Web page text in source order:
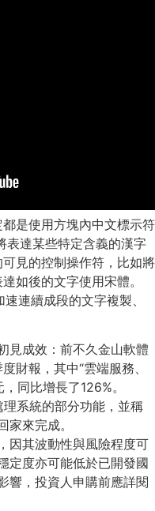
是使用方塊內中文標示符
表達某些特定含義的漢字
見的控制操作符，比如將
如後的文字使用宋體。
連續成段的文字複製、
見成效：前不久金山軟體
財報，其中“雲端服務、
同比增長了126%。
系統的部分功能，並稱
來完成。
因其波動性與風險程度可
定度亦可能低於已開發國
響，投資人申購前應詳閱